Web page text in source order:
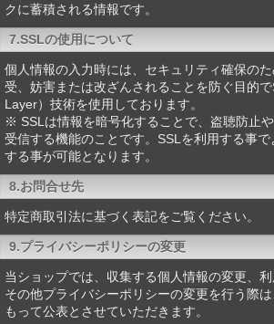
クに蓄積される情報です。
7.SSLの使用について
個人情報の入力時には、セキュリティ確保の
受、妨害または改ざんされることを防ぐ目的
Layer）技術を使用しております。
※ SSLは情報を暗号化することで、盗聴防止
受信する機能のことです。SSLを利用する事
する事が可能となります。
8.お問合せ先
特定商取引法に基づく表記をご覧ください。
9.プライバシーポリシーの変更
当ショップでは、収集する個人情報の変更、
その他プライバシーポリシーの変更を行う際
もって公表とさせていただきます。